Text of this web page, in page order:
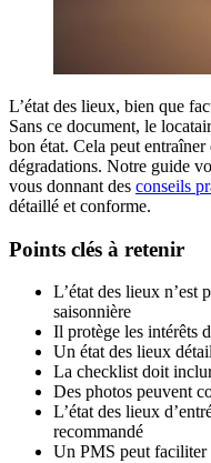
L’état des lieux, bien que
Sans ce document, le
bon état. Cela peut
dégradations. Notre guide
vous donnant des conseils
détaillé et conforme.
Points clés à retenir
L’état des lieux n’est
saisonnière
Il protège les intérêts
Un état des lieux
La checklist doit
Des photos peuvent
L’état des lieux
recommandé
Un PMS peut faciliter